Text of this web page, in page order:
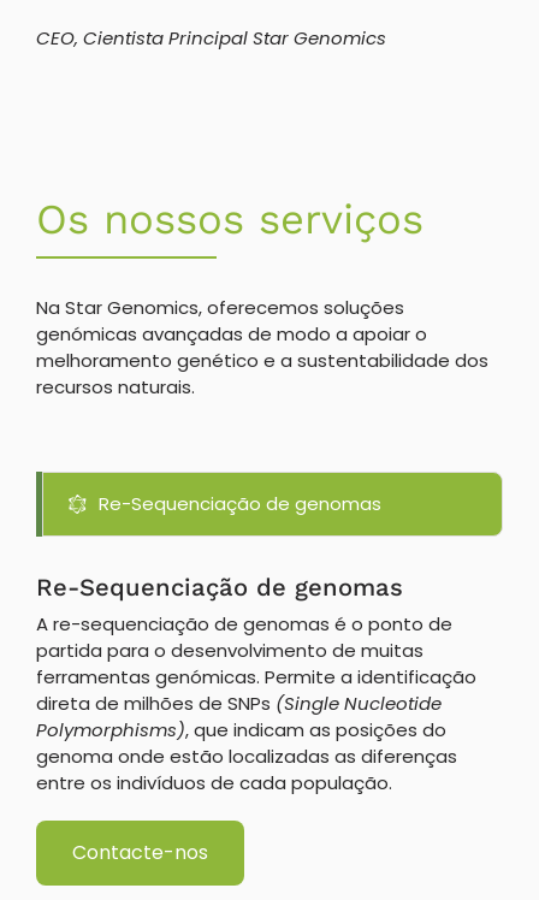
CEO, Cientista Principal Star Genomics
Os nossos serviços
Na Star Genomics, oferecemos soluções
genómicas avançadas de modo a apoiar o
melhoramento genético e a sustentabilidade dos
recursos naturais.
Re-Sequenciação de genomas
Re-Sequenciação de genomas
A re-sequenciação de genomas é o ponto de
partida para o desenvolvimento de muitas
ferramentas genómicas. Permite a identificação
direta de milhões de SNPs (Single Nucleotide
Polymorphisms), que indicam as posições do
genoma onde estão localizadas as diferenças
entre os indivíduos de cada população.
Contacte-nos